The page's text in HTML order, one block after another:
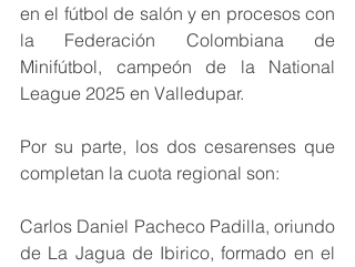
en el fútbol de salón y en procesos con
la Federación Colombiana de
Minifútbol, campeón de la National
League 2025 en Valledupar.
Por su parte, los dos cesarenses que
completan la cuota regional son:
Carlos Daniel Pacheco Padilla, oriundo
de La Jagua de Ibirico, formado en el